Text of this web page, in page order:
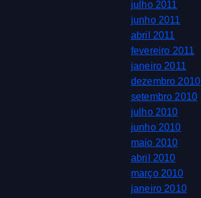
julho 2011
junho 2011
abril 2011
fevereiro 2011
janeiro 2011
dezembro 2010
setembro 2010
julho 2010
junho 2010
maio 2010
abril 2010
março 2010
janeiro 2010